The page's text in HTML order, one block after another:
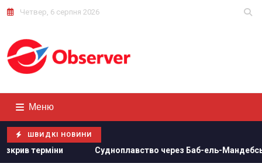
Четвер, 6 серпня 2026
Меню
ШВИДКІ НОВИНИ
Судноплавство через Баб-ель-Мандебську протоку майже